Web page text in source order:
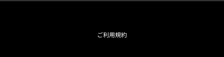
ご利用規約